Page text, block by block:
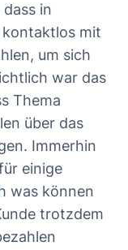
in
kontaktlos mit
um sich
war das
Thema
über das
Immerhin
einige
was können
trotzdem